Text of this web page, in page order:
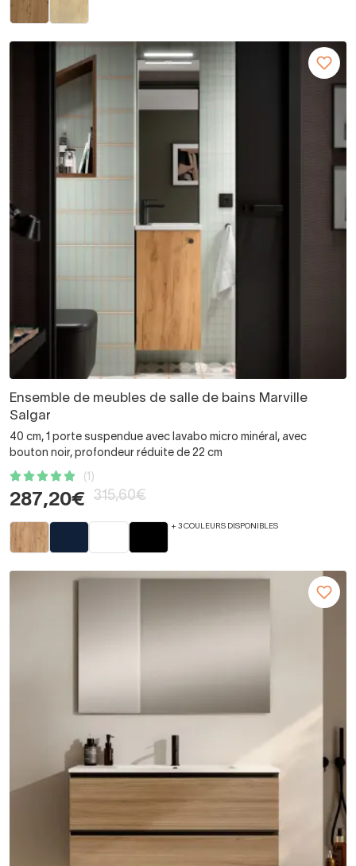
Ensemble de meubles de salle de bains Marville
Salgar
40 cm, 1 porte suspendue avec lavabo micro minéral, avec
bouton noir, profondeur réduite de 22 cm
(1)
287,20€ 315,60€
+ 3 COULEURS DISPONIBLES